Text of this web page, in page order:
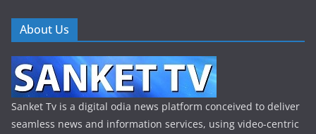
About Us
Sanket Tv is a digital odia news platform conceived to deliver
seamless news and information services, using video-centric